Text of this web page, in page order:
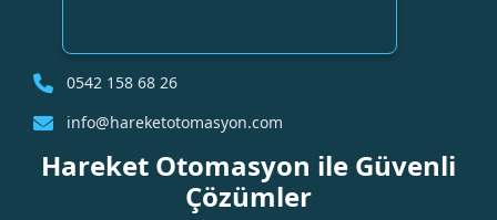
0542 158 68 26
info@hareketotomasyon.com
Hareket Otomasyon ile Güvenli
Çözümler